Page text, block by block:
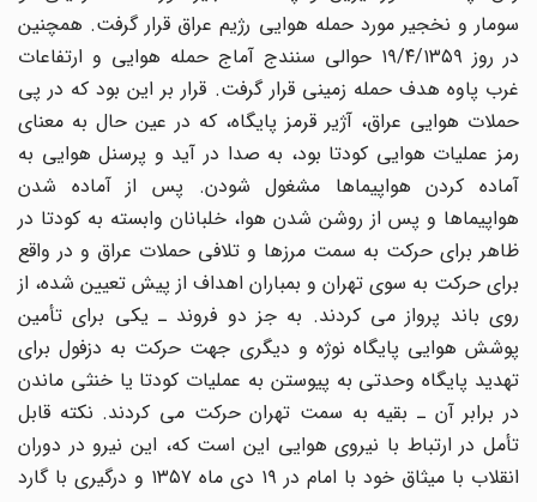
سومار و نخجیر مورد حمله هوایی رژیم عراق قرار گرفت. همچنین
در روز ۱۹/۴/۱۳۵۹ حوالی سنندج آماج حمله هوایی و ارتفاعات
غرب پاوه هدف حمله زمینی قرار گرفت. قرار بر این بود که در پی
حملات هوایی عراق، آژیر قرمز پایگاه، که در عین حال به معنای
رمز عملیات هوایی کودتا بود، به صدا در آید و پرسنل هوایی به
آماده کردن هواپیماها مشغول شودن. پس از آماده شدن
هواپیماها و پس از روشن شدن هوا، خلبانان وابسته به کودتا در
ظاهر برای حرکت به سمت مرزها و تلافی حملات عراق و در واقع
برای حرکت به سوی تهران و بمباران اهداف از پیش تعیین شده، از
روی باند پرواز می کردند. به جز دو فروند ـ یکی برای تأمین
پوشش هوایی پایگاه نوژه و دیگری جهت حرکت به دزفول برای
تهدید پایگاه وحدتی به پیوستن به عملیات کودتا یا خنثی ماندن
در برابر آن ـ بقیه به سمت تهران حرکت می کردند. نکته قابل
تأمل در ارتباط با نیروی هوایی این است که، این نیرو در دوران
انقلاب با میثاق خود با امام در ۱۹ دی ماه ۱۳۵۷ و درگیری با گارد